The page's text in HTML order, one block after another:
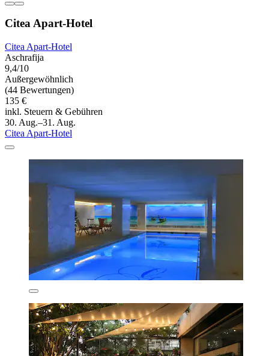
Citea Apart-Hotel
Citea Apart-Hotel
Aschrafija
9,4/10
Außergewöhnlich
(44 Bewertungen)
135 €
inkl. Steuern & Gebühren
30. Aug.–31. Aug.
Citea Apart-Hotel